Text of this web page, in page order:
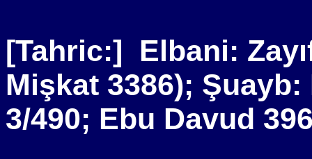
[Tahric:] Elbani:
Mişkat 3386);
3/490; Ebu Davud